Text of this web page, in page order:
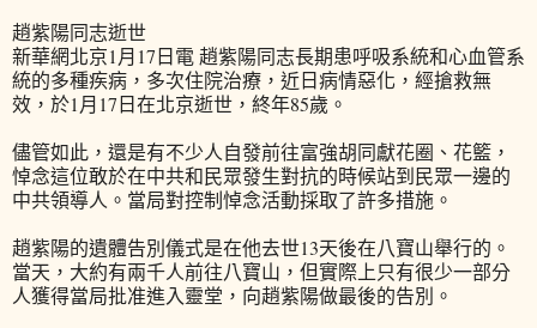
趙紫陽同志逝世
新華網北京1月17日電 趙紫陽同志長期患呼吸系統和心血管系
統的多種疾病，多次住院治療，近日病情惡化，經搶救無
效，於1月17日在北京逝世，終年85歲。
儘管如此，還是有不少人自發前往富強胡同獻花圈、花籃，
悼念這位敢於在中共和民眾發生對抗的時候站到民眾一邊的
中共領導人。當局對控制悼念活動採取了許多措施。
趙紫陽的遺體告別儀式是在他去世13天後在八寶山舉行的。
當天，大約有兩千人前往八寶山，但實際上只有很少一部分
人獲得當局批准進入靈堂，向趙紫陽做最後的告別。